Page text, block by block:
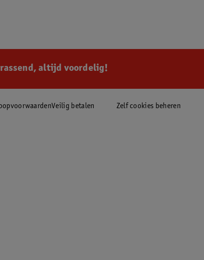
altijd voordelig!
Veilig betalen Zelf cookies beheren